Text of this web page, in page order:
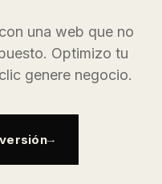
una web que no
Optimizo tu
genere negocio.